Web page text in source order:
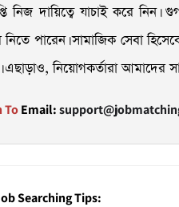
নিজ দায়িত্বে যাচাই করে
নিতে পারেন। সামাজিক সেবা
নিয়োগকর্তারা আমাদের
ToEmail:
Searching Tips: